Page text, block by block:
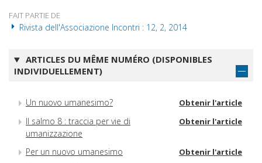
FAIT PARTIE DE
Rivista dell'Associazione Incontri : 12, 2, 2014
ARTICLES DU MÊME NUMÉRO (DISPONIBLES
INDIVIDUELLEMENT)
Un nuovo umanesimo? Obtenir l'article
Il salmo 8 : traccia per vie di
umanizzazione
Obtenir l'article
Per un nuovo umanesimo Obtenir l'article